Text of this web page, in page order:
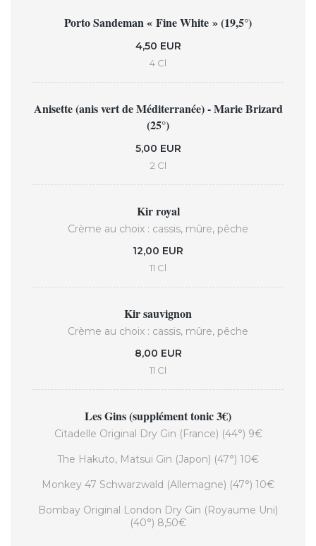
Porto Sandeman « Fine White » (19,5°)
4,50 EUR
4 Cl
Anisette (anis vert de Méditerranée) - Marie Brizard
(25°)
5,00 EUR
2 Cl
Kir royal
Crème au choix : cassis, mûre, pêche
12,00 EUR
11 Cl
Kir sauvignon
Crème au choix : cassis, mûre, pêche
8,00 EUR
11 Cl
Les Gins (supplément tonic 3€)
Citadelle Original Dry Gin (France) (44°) 9€
The Hakuto, Matsui Gin (Japon) (47°) 10€
Monkey 47 Schwarzwald (Allemagne) (47°) 10€
Bombay Original London Dry Gin (Royaume Uni)
(40°) 8,50€